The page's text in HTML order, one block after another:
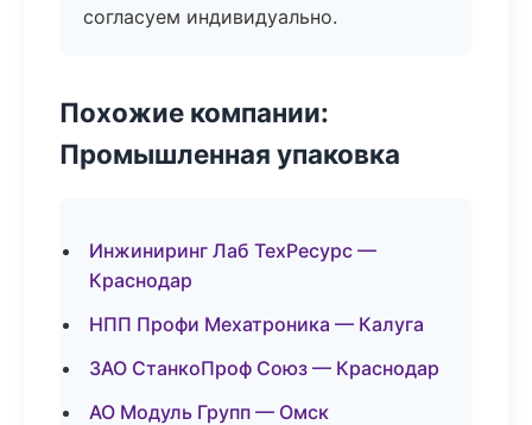
согласуем индивидуально.
Похожие компании:
Промышленная упаковка
Инжиниринг Лаб ТехРесурс —
Краснодар
НПП Профи Мехатроника — Калуга
ЗАО СтанкоПроф Союз — Краснодар
АО Модуль Групп — Омск